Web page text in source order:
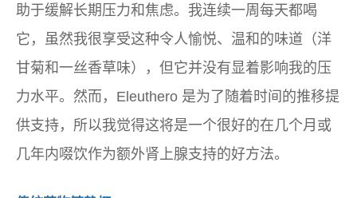
助于缓解长期压力和焦虑。我连续一周每天都喝
它，虽然我很享受这种令人愉悦、温和的味道（洋
甘菊和一丝香草味），但它并没有显着影响我的压
力水平。然而，Eleuthero 是为了随着时间的推移提
供支持，所以我觉得这将是一个很好的在几个月或
几年内啜饮作为额外肾上腺支持的好方法。